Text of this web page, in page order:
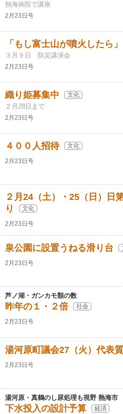
熱海病院で講座
2月23日号
「もし富士山が噴火したら」
３月９日 防災講演会
2月23日号
織り姫募集中 文化
２月28日まで
2月23日号
４００人招待 文化
2月23日号
２月24（土）・25（日）日
り
文化
2月23日号
泉公園に設置うねる滑り台
2月23日号
芦ノ湖・ガンカモ類の数
昨年の１・２倍 社会
2月23日号
湯河原町議会27（火）代表
2月23日号
湯河原・真鶴のし尿処理も視野 熱海市
下水投入の設計予算 経済